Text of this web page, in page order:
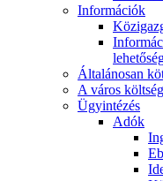
Információk
Általánosan
A város
Ügyintézés
Adók